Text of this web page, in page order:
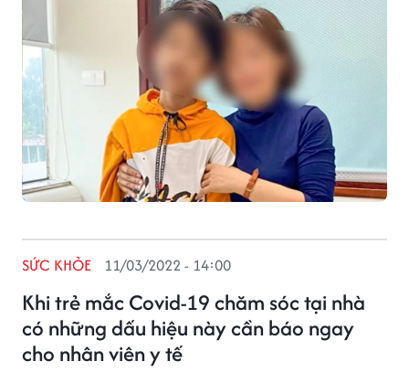
Khi trẻ mắc Covid-19 chăm sóc tại nhà
có những dấu hiệu này cần báo ngay
cho nhân viên y tế
SỨC KHỎE 11/03/2022 - 14:00